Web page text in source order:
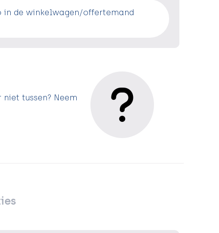
in de winkelwagen/offertemand
tussen? Neem